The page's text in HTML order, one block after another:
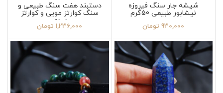
شیشه جار سنگ فیروزه
نیشابور طبیعی 50گرم
930,000 تومان
دستبند هفت سنگ طبیعی و
سنگ کوارتز مویی و کوارتز
دودی
1,236,000 تومان